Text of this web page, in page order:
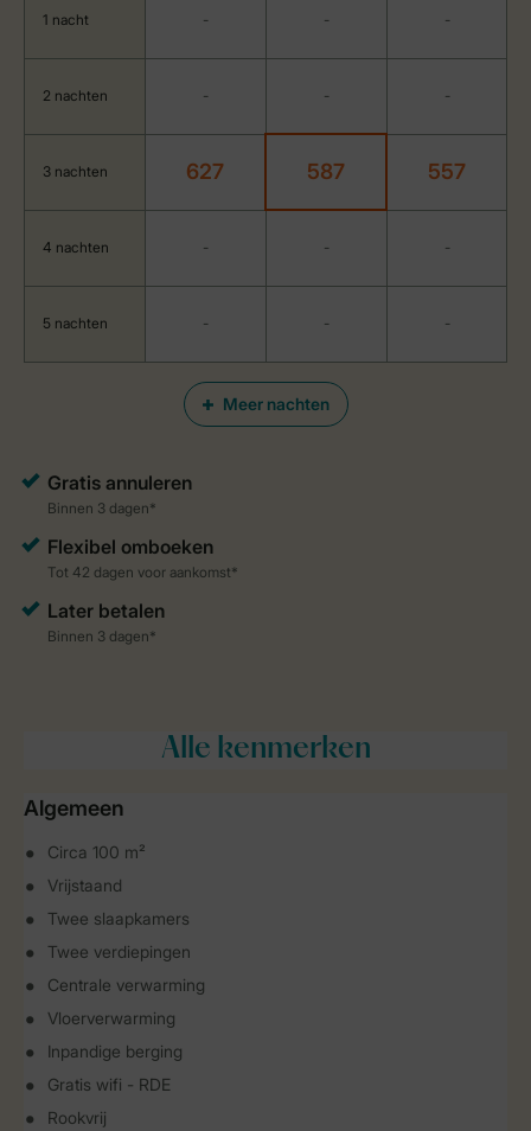
Meer nachten
1 nacht - - -
2 nachten - - -
3 nachten 627 587 557
4 nachten - - -
5 nachten - - -
Alle kenmerken
Algemeen
Circa 100 m²
Vrijstaand
Twee slaapkamers
Twee verdiepingen
Centrale verwarming
Vloerverwarming
Inpandige berging
Gratis wifi - RDE
Rookvrij